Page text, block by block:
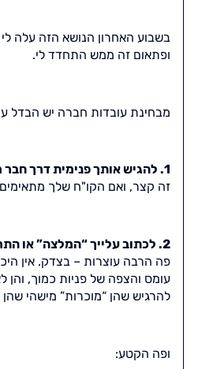
בשבוע האחרון הנושא הזה עלה
ופתאום זה ממש התחדד לי.
מבחינת עובדות חברה יש הבדל
1. להגיש אותך פנימית דרך חבר מביא חבר
זה קצר, ואם הקו"ח שלך מתאימים
2. לכתוב עלייך “המלצה” או התרשמות אישית
פה הרבה עוצרות – בצדק. אין
עומס והצפה של פניות כמוך, והן
להרגיש שהן “מוכרות” מישהי
ופה הקטע: